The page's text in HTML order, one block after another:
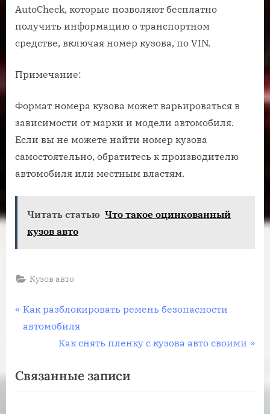
AutoCheck, которые позволяют бесплатно
получить информацию о транспортном
средстве, включая номер кузова, по VIN.
Примечание:
Формат номера кузова может варьироваться в
зависимости от марки и модели автомобиля.
Если вы не можете найти номер кузова
самостоятельно, обратитесь к производителю
автомобиля или местным властям.
Читать статью Что такое оцинкованный
кузов авто
Кузов авто
Навигация
П
р
ы
д
Как разблокировать ремень безопасности
автомобиля
С
е
д
Как снять пленку с кузова авто своими
Связанные записи